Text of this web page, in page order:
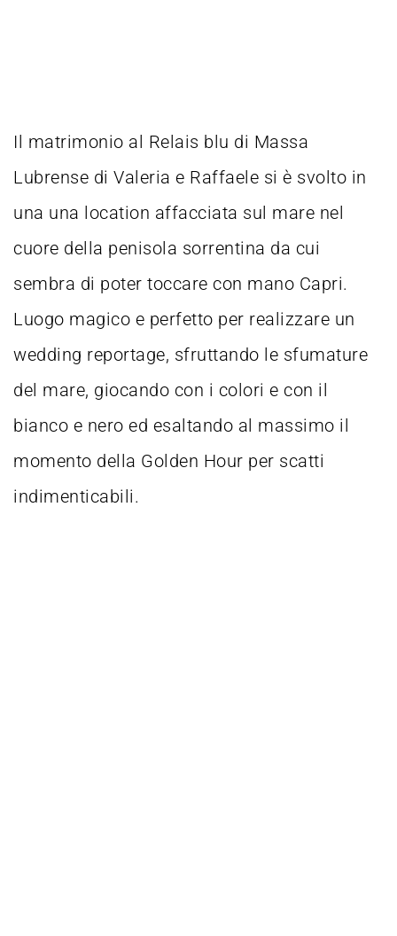
Il matrimonio al Relais blu di Massa
Lubrense di Valeria e Raffaele si è svolto in
una una location affacciata sul mare nel
cuore della penisola sorrentina da cui
sembra di poter toccare con mano Capri.
Luogo magico e perfetto per realizzare un
wedding reportage, sfruttando le sfumature
del mare, giocando con i colori e con il
bianco e nero ed esaltando al massimo il
momento della Golden Hour per scatti
indimenticabili.